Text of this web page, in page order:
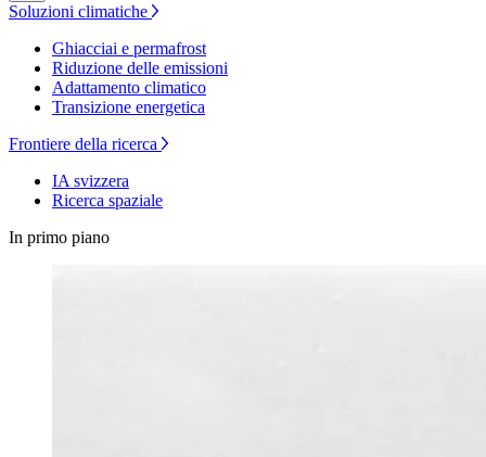
Soluzioni climatiche
Ghiacciai e permafrost
Riduzione delle emissioni
Adattamento climatico
Transizione energetica
Frontiere della ricerca
IA svizzera
Ricerca spaziale
In primo piano